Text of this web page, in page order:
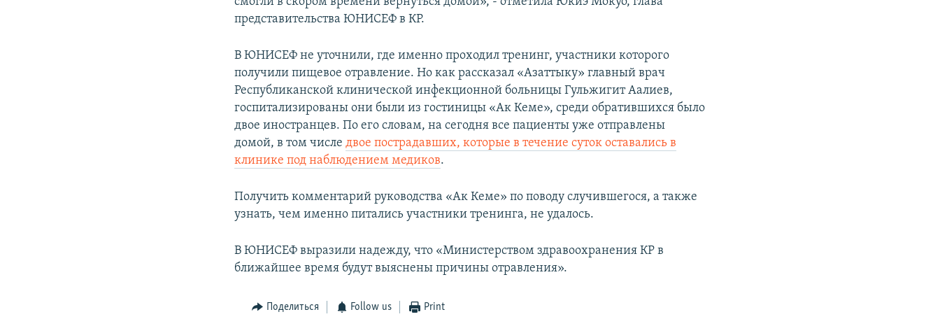
представительства ЮНИСЕФ в КР.
В ЮНИСЕФ не уточнили, где именно проходил тренинг, участники которого
получили пищевое отравление. Но как рассказал «Азаттыку» главный врач
Республиканской клинической инфекционной больницы Гульжигит Аалиев,
госпитализированы они были из гостиницы «Ак Кеме», среди обратившихся было
двое иностранцев. По его словам, на сегодня все пациенты уже отправлены
домой, в том числедвое пострадавших, которые в течение суток оставались в
клинике под наблюдением медиков.
Получить комментарий руководства «Ак Кеме» по поводу случившегося, а также
узнать, чем именно питались участники тренинга, не удалось.
В ЮНИСЕФ выразили надежду, что «Министерством здравоохранения КР в
ближайшее время будут выяснены причины отравления».
Поделиться Follow us Print